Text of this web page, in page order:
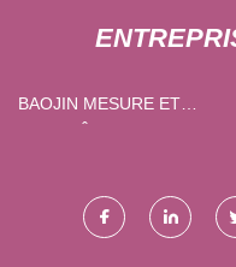
BAOJIN MESURE ET